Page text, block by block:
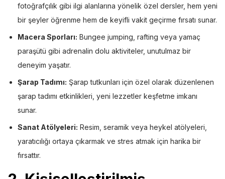
fotoğrafçılık gibi ilgi alanlarına yönelik özel dersler, hem yeni
bir şeyler öğrenme hem de keyifli vakit geçirme fırsatı sunar.
Macera Sporları: Bungee jumping, rafting veya yamaç
paraşütü gibi adrenalin dolu aktiviteler, unutulmaz bir
deneyim yaşatır.
Şarap Tadımı: Şarap tutkunları için özel olarak düzenlenen
şarap tadımı etkinlikleri, yeni lezzetler keşfetme imkanı
sunar.
Sanat Atölyeleri: Resim, seramik veya heykel atölyeleri,
yaratıcılığı ortaya çıkarmak ve stres atmak için harika bir
fırsattır.